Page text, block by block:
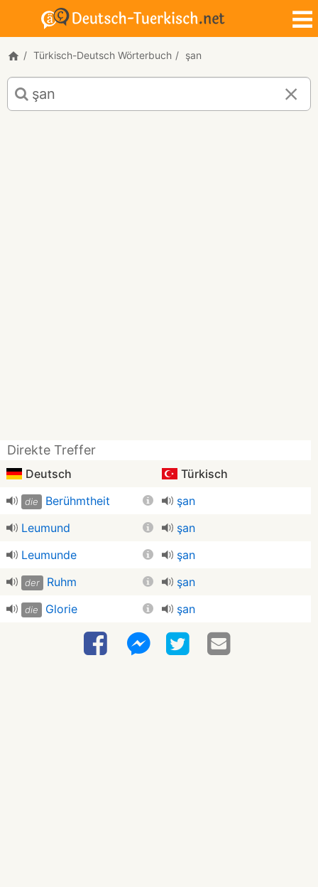
Türkisch-Deutsch Wörterbuch şan
Türkisch-
Deutsch
Übersetzung
Direkte Treffer
Deutsch Türkisch
die Berühmtheit
şan
Leumund
şan
Leumunde
şan
der Ruhm şan
die Glorie şan